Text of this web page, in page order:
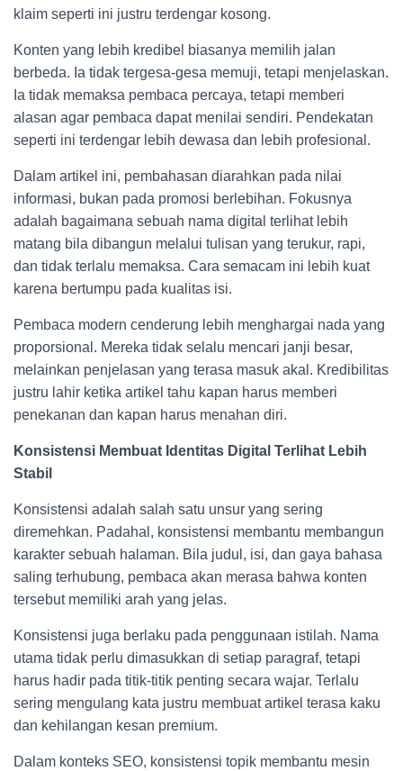
klaim seperti ini justru terdengar kosong.
Konten yang lebih kredibel biasanya memilih jalan
berbeda. Ia tidak tergesa-gesa memuji, tetapi menjelaskan.
Ia tidak memaksa pembaca percaya, tetapi memberi
alasan agar pembaca dapat menilai sendiri. Pendekatan
seperti ini terdengar lebih dewasa dan lebih profesional.
Dalam artikel ini, pembahasan diarahkan pada nilai
informasi, bukan pada promosi berlebihan. Fokusnya
adalah bagaimana sebuah nama digital terlihat lebih
matang bila dibangun melalui tulisan yang terukur, rapi,
dan tidak terlalu memaksa. Cara semacam ini lebih kuat
karena bertumpu pada kualitas isi.
Pembaca modern cenderung lebih menghargai nada yang
proporsional. Mereka tidak selalu mencari janji besar,
melainkan penjelasan yang terasa masuk akal. Kredibilitas
justru lahir ketika artikel tahu kapan harus memberi
penekanan dan kapan harus menahan diri.
Konsistensi Membuat Identitas Digital Terlihat Lebih
Stabil
Konsistensi adalah salah satu unsur yang sering
diremehkan. Padahal, konsistensi membantu membangun
karakter sebuah halaman. Bila judul, isi, dan gaya bahasa
saling terhubung, pembaca akan merasa bahwa konten
tersebut memiliki arah yang jelas.
Konsistensi juga berlaku pada penggunaan istilah. Nama
utama tidak perlu dimasukkan di setiap paragraf, tetapi
harus hadir pada titik-titik penting secara wajar. Terlalu
sering mengulang kata justru membuat artikel terasa kaku
dan kehilangan kesan premium.
Dalam konteks SEO, konsistensi topik membantu mesin